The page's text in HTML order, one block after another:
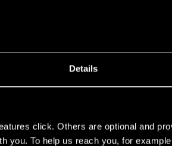
Details
click. Others are optional and
you. To help us reach you, for
para 6.
baralho para esta fileira e
invoca Velho Lança do seu